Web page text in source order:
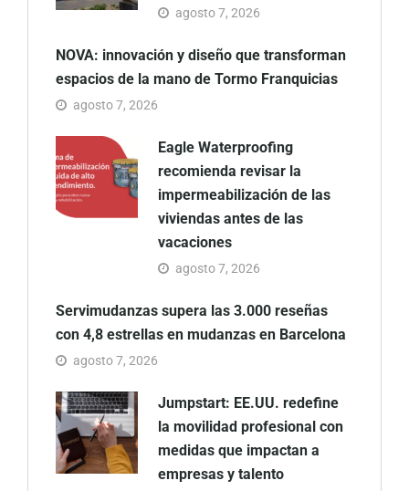
agosto 7, 2026
NOVA: innovación y diseño que transforman
espacios de la mano de Tormo Franquicias
agosto 7, 2026
Eagle Waterproofing
recomienda revisar la
impermeabilización de las
viviendas antes de las
vacaciones
agosto 7, 2026
Servimudanzas supera las 3.000 reseñas
con 4,8 estrellas en mudanzas en Barcelona
agosto 7, 2026
Jumpstart: EE.UU. redefine
la movilidad profesional con
medidas que impactan a
empresas y talento